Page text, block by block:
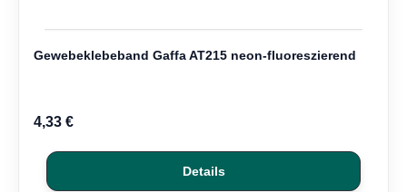
Gewebeklebeband Gaffa AT215 neon-fluoreszierend
4,33 €
Details